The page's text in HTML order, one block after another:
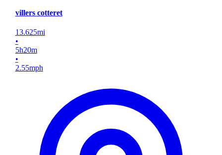
villers cotteret
13.625mi
•
5h20m
•
2.55mph